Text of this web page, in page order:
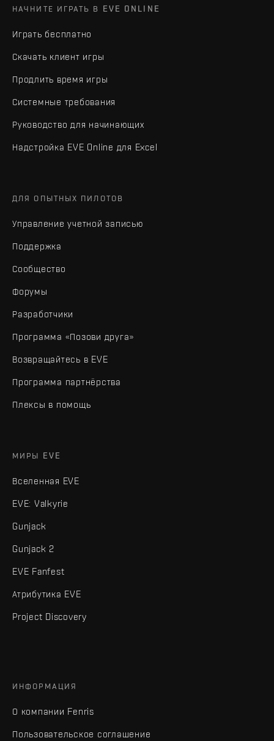
НАЧНИТЕ ИГРАТЬ В EVE ONLINE
Играть бесплатно
Скачать клиент игры
Продлить время игры
Системные требования
Руководство для начинающих
Надстройка EVE Online для Excel
ДЛЯ ОПЫТНЫХ ПИЛОТОВ
Управление учетной записью
Поддержка
Сообщество
Форумы
Разработчики
Программа «Позови друга»
Возвращайтесь в EVE
Программа партнёрства
Плексы в помощь
МИРЫ EVE
Вселенная EVE
EVE: Valkyrie
Gunjack
Gunjack 2
EVE Fanfest
Атрибутика EVE
Project Discovery
ИНФОРМАЦИЯ
О компании Fenris
Пользовательское соглашение